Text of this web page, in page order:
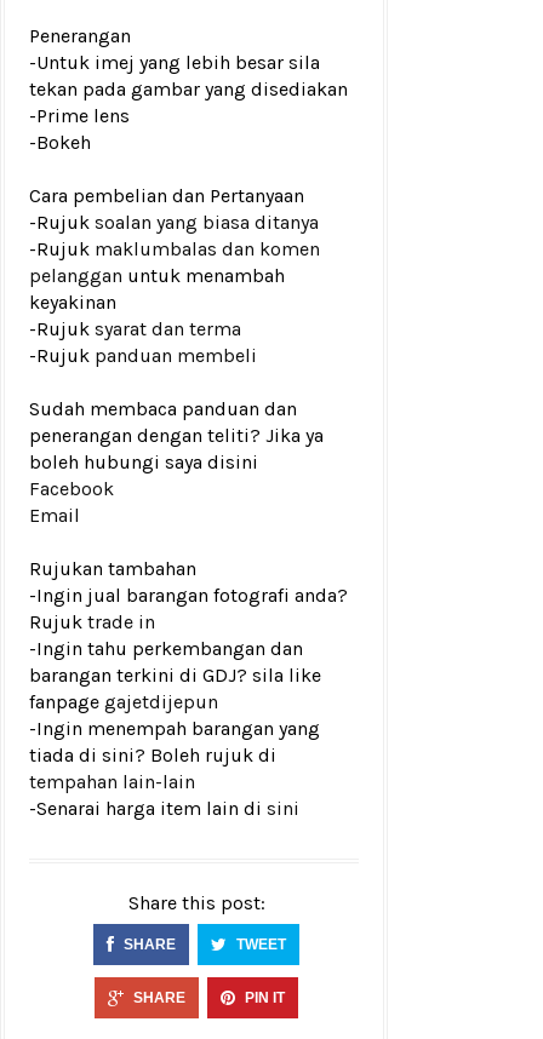
Penerangan
-Untuk imej yang lebih besar sila
tekan pada gambar yang disediakan
-Prime lens
-Bokeh
Cara pembelian dan Pertanyaan
-Rujuk soalan yang biasa ditanya
-Rujuk maklumbalas dan komen
pelanggan untuk menambah
keyakinan
-Rujuk syarat dan terma
-Rujuk panduan membeli
Sudah membaca panduan dan
penerangan dengan teliti? Jika ya
boleh hubungi saya disini
Facebook
Email
Rujukan tambahan
-Ingin jual barangan fotografi anda?
Rujuk trade in
-Ingin tahu perkembangan dan
barangan terkini di GDJ? sila like
fanpage gajetdijepun
-Ingin menempah barangan yang
tiada di sini? Boleh rujuk di
tempahan lain-lain
-Senarai harga item lain di sini
Share this post:
SHARE TWEET
SHARE PIN IT